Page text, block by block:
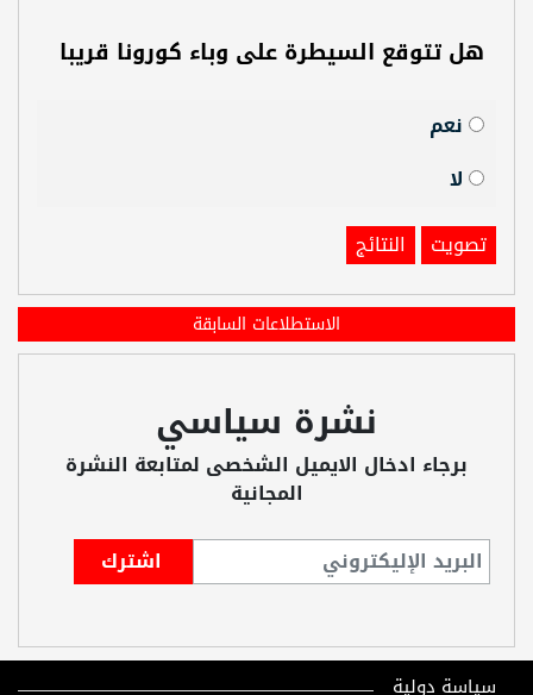
هل تتوقع السيطرة على وباء كورونا قريبا
نعم
لا
تصويت
النتائج
الاستطلاعات السابقة
نشرة سياسي
برجاء ادخال الايميل الشخصى لمتابعة النشرة
المجانية
سياسة دولية